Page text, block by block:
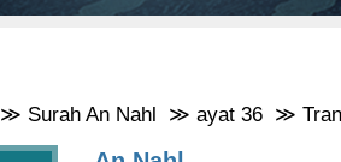
≫ Surah An Nahl ≫ ayat 36 ≫